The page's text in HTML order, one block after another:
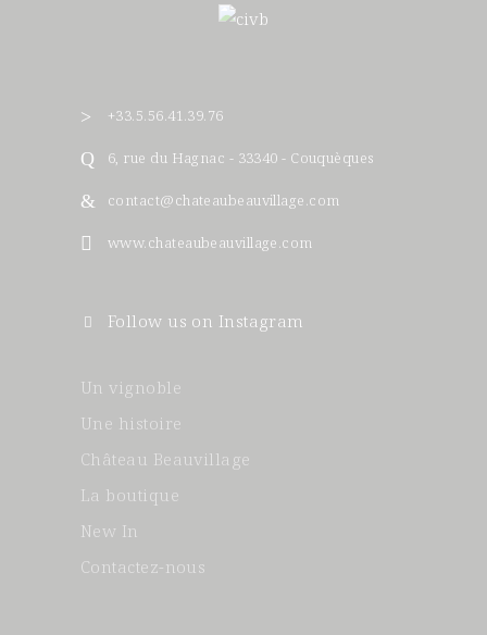
+33.5.56.41.39.76
6, rue du Hagnac - 33340 - Couquèques
contact@chateaubeauvillage.com
www.chateaubeauvillage.com
Follow us on Instagram
Un vignoble
Une histoire
Château Beauvillage
La boutique
New In
Contactez-nous